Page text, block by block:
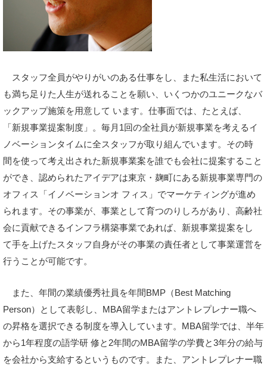
スタッフ全員がやりがいのある仕事をし、また私生活において
も満ち足りた人生が送れることを願い、いくつかのユニークなバ
ックアップ施策を用意して います。仕事面では、たとえば、
「新規事業提案制度」。毎月1回の全社員が新規事業を考えるイ
ノベーションタイムに全スタッフが取り組んでいます。その時
間を使って考え出された新規事業案を誰でも会社に提案すること
ができ、認められたアイデアは東京・麹町にある新規事業専門の
オフィス「イノベーションオ フィス」でマーケティングが進め
られます。その事業が、事業として育つのりしろがあり、高齢社
会に貢献できるインフラ構築事業であれば、新規事業提案をし
て手を上げたスタッフ自身がその事業の責任者として事業運営を
行うことが可能です。
また、年間の業績優秀社員を年間BMP（Best Matching
Person）として表彰し、MBA留学またはアントレプレナー職へ
の昇格を選択できる制度を導入しています。MBA留学では、半年
から1年程度の語学研 修と2年間のMBA留学の学費と3年分の給与
を会社から支給するというものです。また、アントレプレナー職